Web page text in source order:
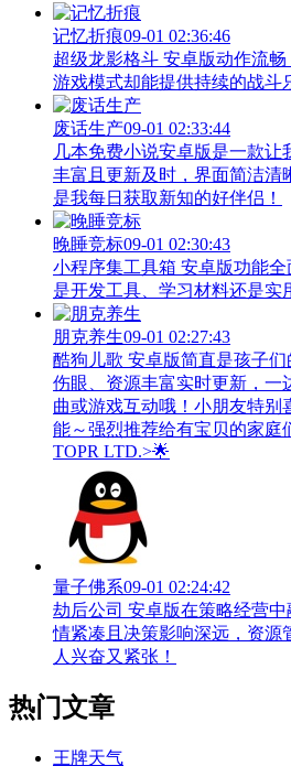
记忆折痕09-01 02:36:46
超级龙影格斗 安卓版动作流
游戏模式却能提供持续的战斗
废话生产09-01 02:33:44
几本免费小说安卓版是一款让
丰富且更新及时，界面简洁清
是我每日获取新知的好伴侣！
晚睡竞标09-01 02:30:43
小程序集工具箱 安卓版功能
是开发工具、学习材料还是实
朋克养生09-01 02:27:43
酷狗儿歌 安卓版简直是孩子
伤眼、资源丰富实时更新，一
曲或游戏互动哦！小朋友特别
能～强烈推荐给有宝贝的家庭
TOPR LTD.>🌟
量子佛系09-01 02:24:42
劫后公司 安卓版在策略经营
情紧凑且决策影响深远，资源
人兴奋又紧张！
热门文章
王牌天气